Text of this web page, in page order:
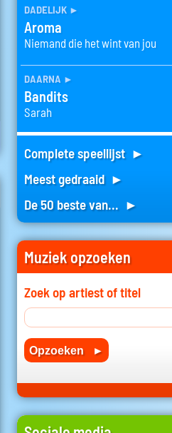
dadelijk ►
Aroma
Niemand die het wint van jou
daarna ►
Bandits
Sarah
Complete speellijst ►
Meest gedraaid ►
De 50 beste van... ►
Muziek opzoeken
Zoek op artiest of titel